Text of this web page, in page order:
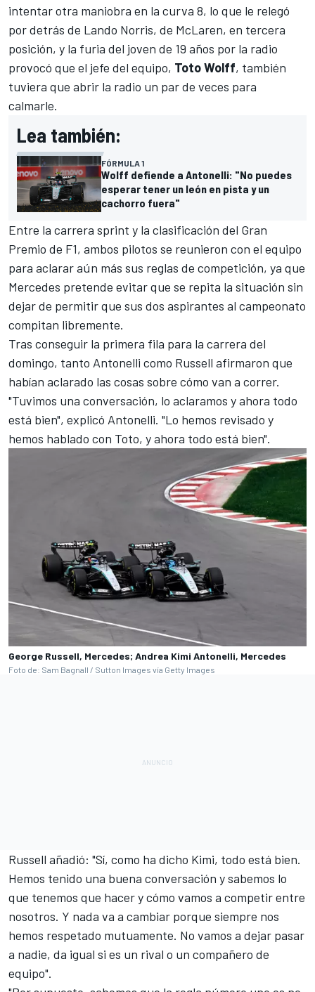
intentar otra maniobra en la curva 8, lo que le relegó
por detrás de Lando Norris, de McLaren, en tercera
posición, y la furia del joven de 19 años por la radio
provocó que el jefe del equipo, Toto Wolff, también
tuviera que abrir la radio un par de veces para
calmarle.
Lea también:
FÓRMULA 1
Wolff defiende a Antonelli: "No puedes
esperar tener un león en pista y un
cachorro fuera"
Entre la carrera sprint y la clasificación del Gran
Premio de F1, ambos pilotos se reunieron con el equipo
para aclarar aún más sus reglas de competición, ya que
Mercedes pretende evitar que se repita la situación sin
dejar de permitir que sus dos aspirantes al campeonato
compitan libremente.
Tras conseguir la primera fila para la carrera del
domingo, tanto Antonelli como Russell afirmaron que
habían aclarado las cosas sobre cómo van a correr.
"Tuvimos una conversación, lo aclaramos y ahora todo
está bien", explicó Antonelli. "Lo hemos revisado y
hemos hablado con Toto, y ahora todo está bien".
George Russell, Mercedes; Andrea Kimi Antonelli, Mercedes
Foto de: Sam Bagnall / Sutton Images vía Getty Images
Russell añadió: "Sí, como ha dicho Kimi, todo está bien.
Hemos tenido una buena conversación y sabemos lo
que tenemos que hacer y cómo vamos a competir entre
nosotros. Y nada va a cambiar porque siempre nos
hemos respetado mutuamente. No vamos a dejar pasar
a nadie, da igual si es un rival o un compañero de
equipo".